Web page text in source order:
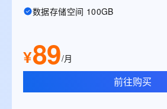
数据存储空间 100GB
¥89/月
前往购买